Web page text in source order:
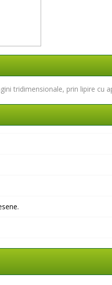
tridimensionale, prin lipire cu